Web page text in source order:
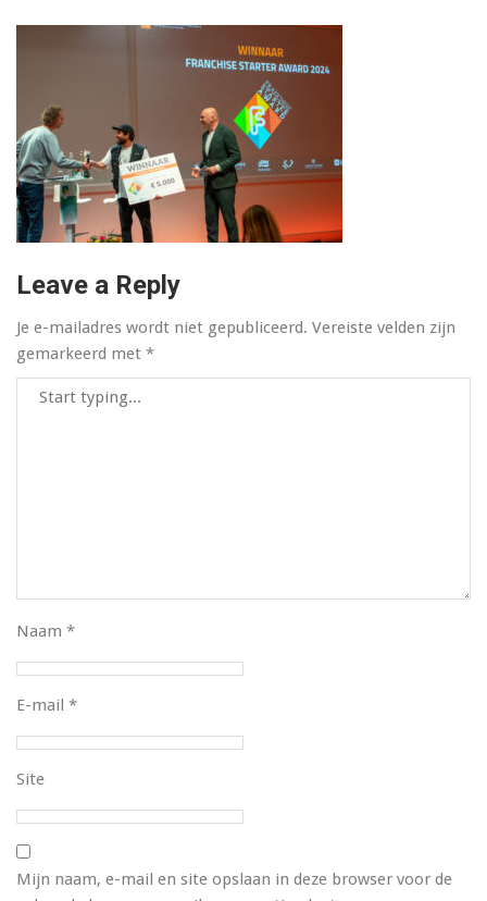
Leave a Reply
Je e-mailadres wordt niet gepubliceerd. Vereiste velden zijn
gemarkeerd met *
Naam *
E-mail *
Site
Mijn naam, e-mail en site opslaan in deze browser voor de